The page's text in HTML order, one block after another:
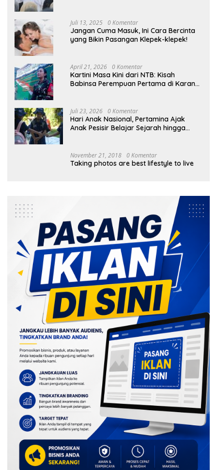
Juli 13, 2025 0 Komentar
Jangan Cuma Masuk, Ini Cara Bercinta
yang Bikin Pasangan Klepek-klepek!
April 21, 2026 0 Komentar
Kartini Masa Kini dari NTB: Kisah
Babinsa Perempuan Pertama di Karang
Juli 23, 2026 0 Komentar
Hari Anak Nasional, Pertamina Ajak
Anak Pesisir Belajar Sejarah hingga
November 21, 2018 0 Komentar
Taking photos are best lifestyle to live